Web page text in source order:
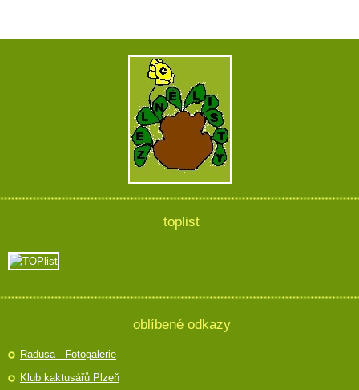
toplist
oblíbené odkazy
Radusa - Fotogalerie
Klub kaktusářů Plzeň